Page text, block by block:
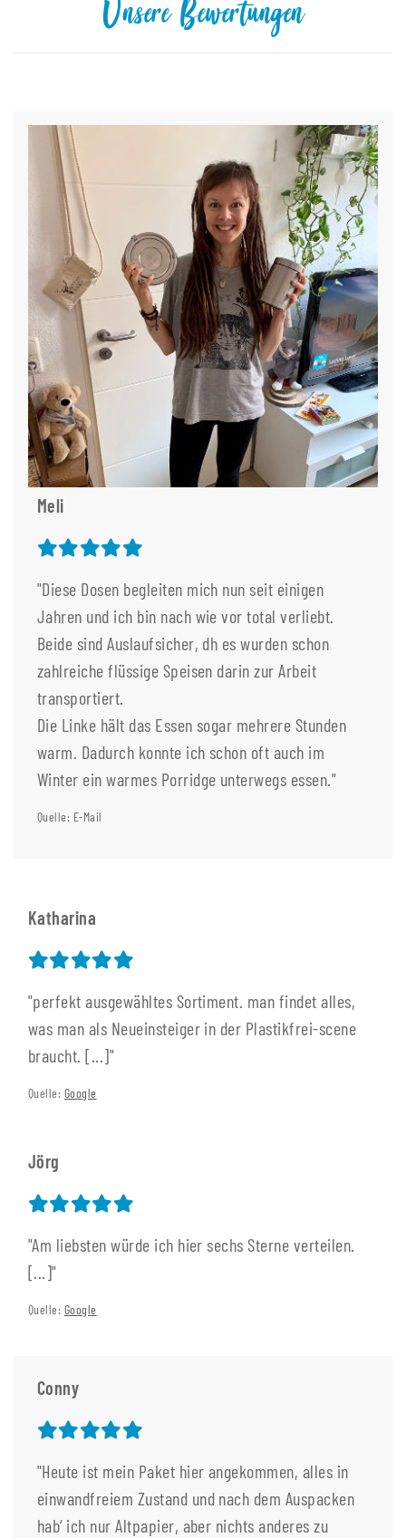
Unsere Bewertungen
Meli
"Diese Dosen begleiten mich nun seit einigen
Jahren und ich bin nach wie vor total verliebt.
Beide sind Auslaufsicher, dh es wurden schon
zahlreiche flüssige Speisen darin zur Arbeit
transportiert.
Die Linke hält das Essen sogar mehrere Stunden
warm. Dadurch konnte ich schon oft auch im
Winter ein warmes Porridge unterwegs essen."
Quelle: E-Mail
Katharina
"perfekt ausgewähltes Sortiment. man findet alles,
was man als Neueinsteiger in der Plastikfrei-scene
braucht. [...]"
Quelle: Google
Jörg
"Am liebsten würde ich hier sechs Sterne verteilen.
[...]"
Quelle: Google
Conny
"Heute ist mein Paket hier angekommen, alles in
einwandfreiem Zustand und nach dem Auspacken
hab‘ ich nur Altpapier, aber nichts anderes zu